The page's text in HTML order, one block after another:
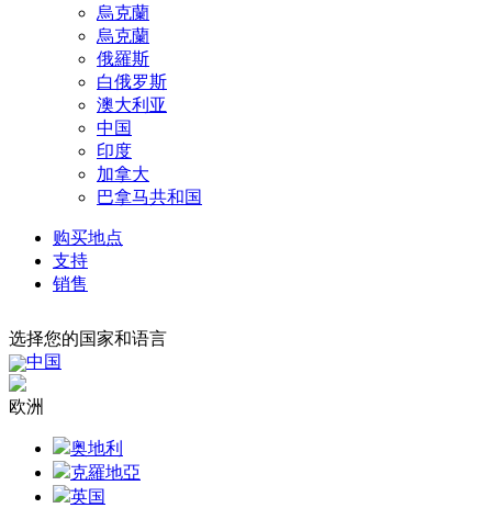
烏克蘭
烏克蘭
俄羅斯
白俄罗斯
澳大利亚
中国
印度
加拿大
巴拿马共和国
购买地点
支持
销售
选择您的国家和语言
中国
欧洲
奥地利
克羅地亞
英国